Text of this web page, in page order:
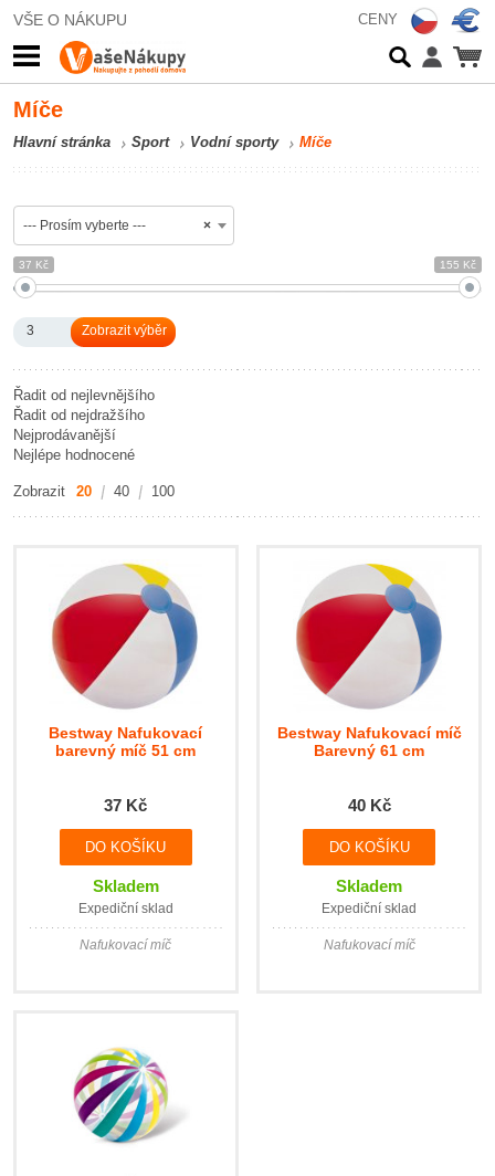
VŠE O NÁKUPU CENY
Míče
Hlavní stránka Sport Vodní sporty Míče
×
--- Prosím vyberte ---
37 Kč 155 Kč
3
Řadit od nejlevnějšího
Řadit od nejdražšího
Nejprodávanější
Nejlépe hodnocené
Zobrazit 20 40 100
Bestway Nafukovací
barevný míč 51 cm
37 Kč
Skladem
Expediční sklad
Nafukovací míč
Bestway Nafukovací míč
Barevný 61 cm
40 Kč
Skladem
Expediční sklad
Nafukovací míč